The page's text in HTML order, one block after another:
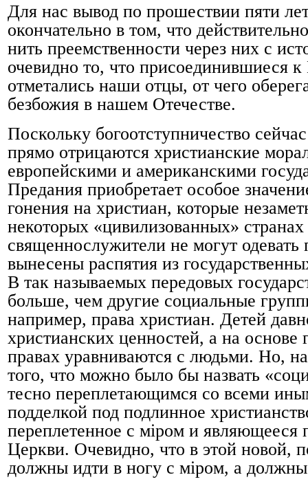
Для нас вывод по прошествии пяти
окончательно в том, что
нить преемственности через них с
очевидно то, что присоединившиеся
отметались наши отцы, от чего
безбожия в нашем Отечестве.
Поскольку богоотступничество
прямо отрицаются христианские
европейскими и американскими
Предания приобретает особое
гонения на христиан, которые
некоторых «цивилизованных»
священнослужители не могут
вынесены распятия из
В так называемых передовых
больше, чем другие социальные
например, права христиан. Детей
христианских ценностей, а на
правах уравниваются с людьми. Но,
того, что можно было бы назвать
тесно переплетающимся со всеми
подделкой под подлинное
переплетенное с мiром и являющееся
Церкви. Очевидно, что в этой новой,
должны идти в ногу с мiром, а должны